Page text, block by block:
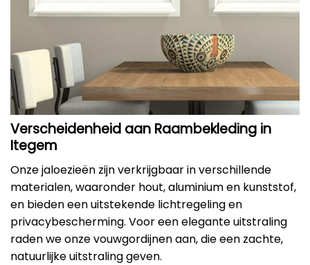
Verscheidenheid aan Raambekleding in
Itegem
Onze jaloezieën zijn verkrijgbaar in verschillende
materialen, waaronder hout, aluminium en kunststof,
en bieden een uitstekende lichtregeling en
privacybescherming. Voor een elegante uitstraling
raden we onze vouwgordijnen aan, die een zachte,
natuurlijke uitstraling geven.